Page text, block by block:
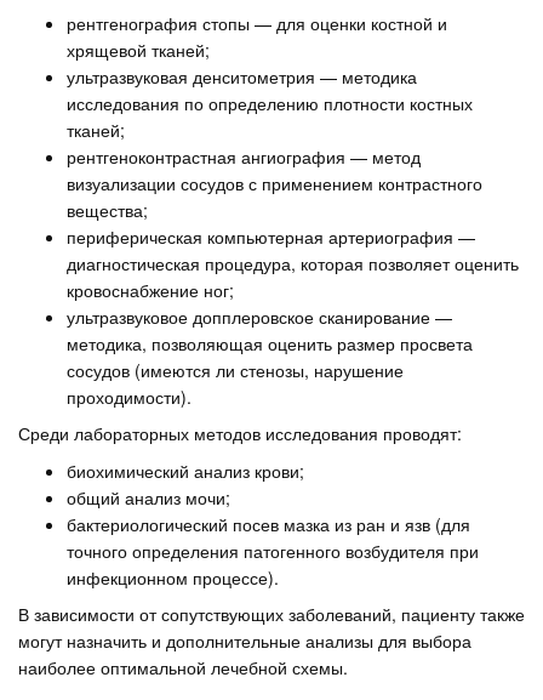
рентгенография стопы — для оценки костной и
хрящевой тканей;
ультразвуковая денситометрия — методика
исследования по определению плотности костных
тканей;
рентгеноконтрастная ангиография — метод
визуализации сосудов с применением контрастного
вещества;
периферическая компьютерная артериография —
диагностическая процедура, которая позволяет оценить
кровоснабжение ног;
ультразвуковое допплеровское сканирование —
методика, позволяющая оценить размер просвета
сосудов (имеются ли стенозы, нарушение
проходимости).
Среди лабораторных методов исследования проводят:
биохимический анализ крови;
общий анализ мочи;
бактериологический посев мазка из ран и язв (для
точного определения патогенного возбудителя при
инфекционном процессе).
В зависимости от сопутствующих заболеваний, пациенту также
могут назначить и дополнительные анализы для выбора
наиболее оптимальной лечебной схемы.